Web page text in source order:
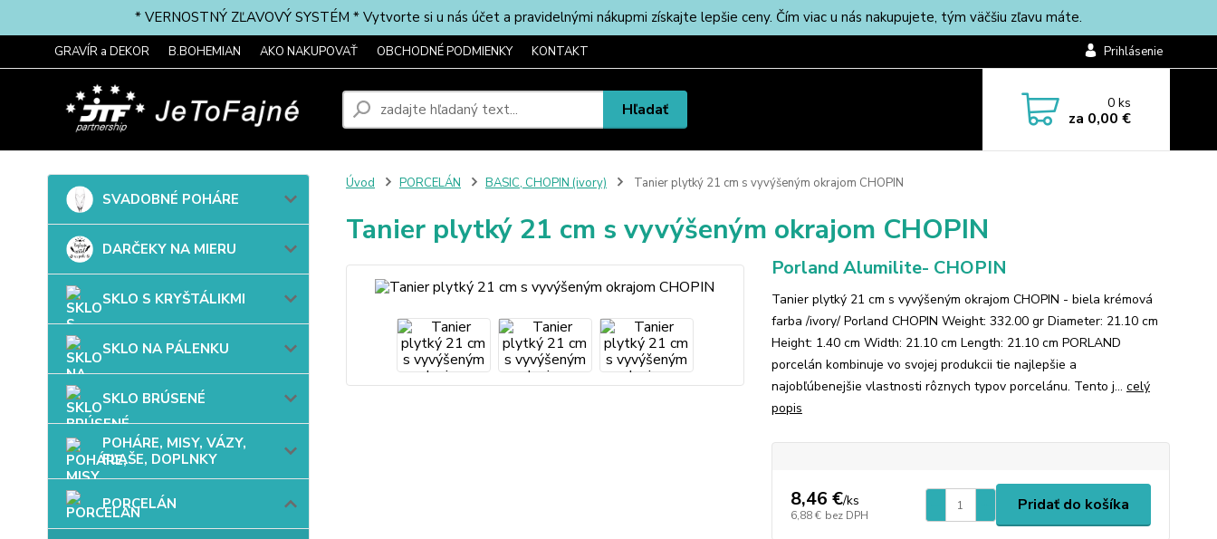
* VERNOSTNÝ ZĽAVOVÝ SYSTÉM * Vytvorte si u nás účet a pravidelnými nákupmi získajte lepšie ceny. Čím viac u nás nakupujete, tým väčšiu zľavu máte.
GRAVÍR a DEKOR B.BOHEMIAN AKO NAKUPOVAŤ OBCHODNÉ PODMIENKY KONTAKT Prihlásenie
Hľadať 0ks
za 0,00 €
SVADOBNÉ POHÁRE
DARČEKY NA MIERU
SKLO S KRYŠTÁLIKMI
SKLO NA PÁLENKU
SKLO BRÚSENÉ
POHÁRE, MISY, VÁZY,
FĽAŠE, DOPLNKY
PORCELÁN
Úvod PORCELÁN BASIC, CHOPIN (ivory) Tanier plytký 21 cm s vyvýšeným okrajom CHOPIN
Tanier plytký 21 cm s vyvýšeným okrajom CHOPIN
Porland Alumilite- CHOPIN
Tanier plytký 21 cm s vyvýšeným okrajom CHOPIN - biela krémová
farba /ivory/ Porland CHOPIN Weight: 332.00 gr Diameter: 21.10 cm
Height: 1.40 cm Width: 21.10 cm Length: 21.10 cm PORLAND
porcelán kombinuje vo svojej produkcii tie najlepšie a
najobľúbenejšie vlastnosti rôznych typov porcelánu. Tento j... celý
popis
8,46 €/ks
6,88 € bez DPH
Pridať do košíka